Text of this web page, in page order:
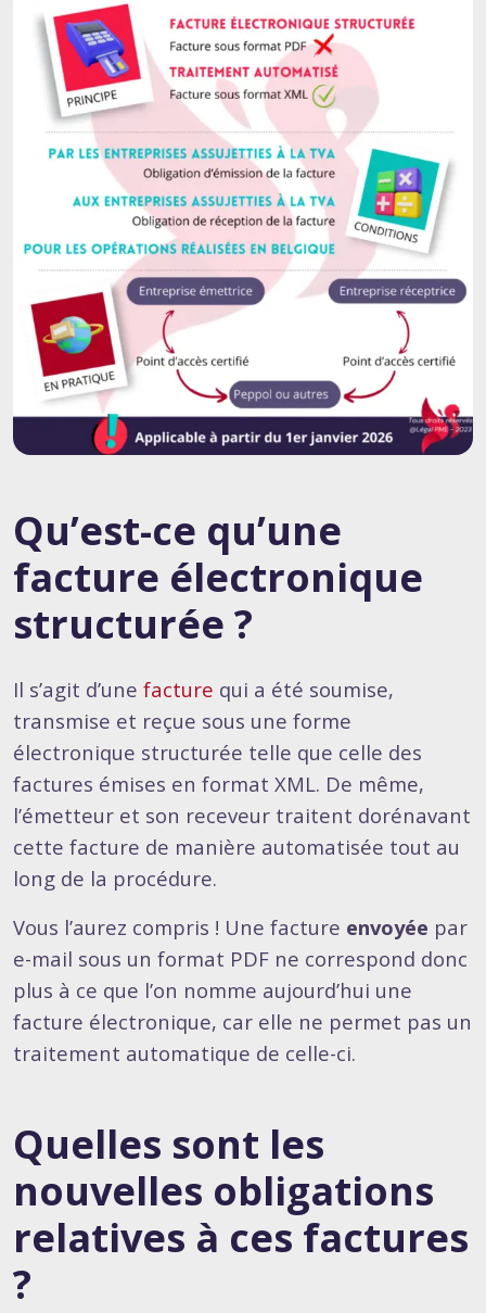
Qu’est-ce qu’une
facture électronique
structurée ?
Il s’agit d’une facture qui a été soumise,
transmise et reçue sous une forme
électronique structurée telle que celle des
factures émises en format XML. De même,
l’émetteur et son receveur traitent dorénavant
cette facture de manière automatisée tout au
long de la procédure.
Vous l’aurez compris ! Une facture envoyée par
e-mail sous un format PDF ne correspond donc
plus à ce que l’on nomme aujourd’hui une
facture électronique, car elle ne permet pas un
traitement automatique de celle-ci.
Quelles sont les
nouvelles obligations
relatives à ces factures
?